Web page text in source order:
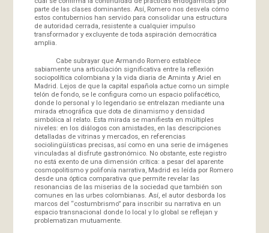
parte de las clases dominantes. Así, Romero nos desvela cómo
estos contubernios han servido para consolidar una estructura
de autoridad cerrada, resistente a cualquier impulso
transformador y excluyente de toda aspiración democrática
amplia.
Cabe subrayar que Armando Romero establece
sabiamente una articulación significativa entre la reflexión
sociopolítica colombiana y la vida diaria de Aminta y Ariel en
Madrid. Lejos de que la capital española actue como un simple
telón de fondo, se le configura como un espacio polifacético,
donde lo personal y lo legendario se entrelazan mediante una
mirada etnográfica que dota de dinamismo y densidad
simbólica al relato. Esta mirada se manifiesta en múltiples
niveles: en los diálogos con amistades, en las descripciones
detalladas de vitrinas y mercados, en referencias
sociolingüísticas precisas, así como en una serie de imágenes
vinculadas al disfrute gastronómico. No obstante, este registro
no está exento de una dimensión crítica: a pesar del aparente
cosmopolitismo y polifonía narrativa, Madrid es leída por Romero
desde una óptica comparativa que permite revelar las
resonancias de las miserias de la sociedad que también son
comunes en las urbes colombianas. Así, el autor desborda los
marcos del “costumbrismo” para inscribir su narrativa en un
espacio transnacional donde lo local y lo global se reflejan y
problematizan mutuamente.